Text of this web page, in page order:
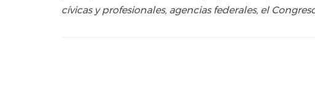
cívicas y profesionales, agencias federales, el